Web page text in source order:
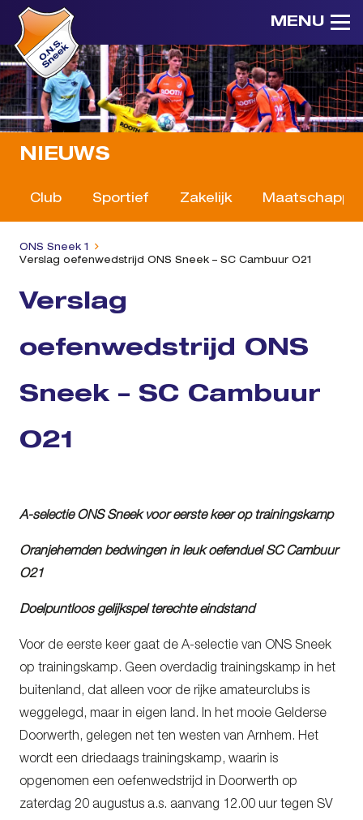
MENU
NIEUWS
Club Sportief Zakelijk
ONS Sneek 1
Verslag oefenwedstrijd ONS Sneek – SC Cambuur O21
Verslag
oefenwedstrijd ONS
Sneek – SC Cambuur
O21
A-selectie ONS Sneek voor eerste keer op trainingskamp
Oranjehemden bedwingen in leuk oefenduel SC Cambuur
O21
Doelpuntloos gelijkspel terechte eindstand
Voor de eerste keer gaat de A-selectie van ONS Sneek
op trainingskamp. Geen overdadig trainingskamp in het
buitenland, dat alleen voor de rijke amateurclubs is
weggelegd, maar in eigen land. In het mooie Gelderse
Doorwerth, gelegen net ten westen van Arnhem. Het
wordt een driedaags trainingskamp, waarin is
opgenomen een oefenwedstrijd in Doorwerth op
zaterdag 20 augustus a.s. aanvang 12.00 uur tegen SV